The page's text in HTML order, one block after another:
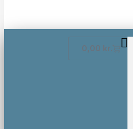
0,00 kr.